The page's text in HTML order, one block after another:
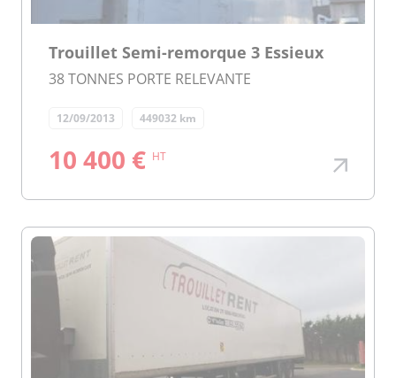
Trouillet Semi-remorque 3 Essieux
38 TONNES PORTE RELEVANTE
12/09/2013 449032 km
10 400 € HT